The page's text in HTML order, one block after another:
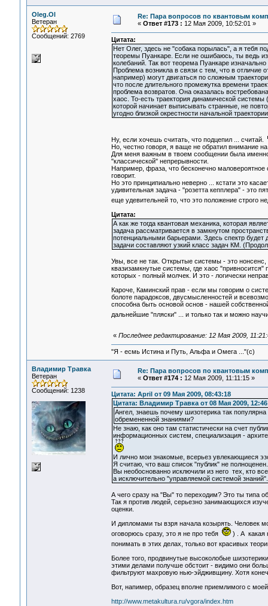
Oleg.Ol
Ветеран
Сообщений: 2769
Re: Пара вопросов по квантовым
« Ответ #173 : 12 Мая 2009, 10:52:01 »
Цитата:
Нет Олег, здесь не "собака порылась", а я тебя
теоремы Пуанкаре. Если не ошибаюсь, ты ведь
колебаний. Так вот теорема Пуанкаре
Проблема возникла в связи с тем, что в отличие
например) могут двигаться по сложным
что после длительного промежутка времени
проблема возвратов. Она оказалась
хаос. То-есть траектория динамической
которой начинает выписывать странные, не
угодно близкой окрестности начальной
Ну, если хочешь считать, что подцепил ... считай.
Но, честно говоря, я ваще не обратил внимание
Для меня важным в твоем сообщении была
"классической" непрерывности.
Например, фраза, что бесконечно
говорит.
Но это принципиально неверно ... кстати это
удивительная задача - "розетта кепплера" - это
еще удевительней то, что это положение строго
Цитата:
А как же тогда квантовая механика, которая
задача рассматривается в замкнутом
потенциальными барьерами. Здесь спектр будет
задачи составляют узкий класс задач КМ.
Увы, все не так. Открытые системы - это
квазизамкнутые системы, где хаос
которых - полный молчек. И это - логически
Кароче, Каминский прав - если мы говорим о
болоте парадоксов, двусмысленностей и
способна быть основой основ - нашей
дальнейшие "пляски" ... и только так и можно
« Последнее редактирование: 12 Мая 2009,
"Я - есмь Истина и Путь, Альфа и Омега ..."(с)
Владимир Травка
Ветеран
Сообщений: 1238
Re: Пара вопросов по квантовым
« Ответ #174 : 12 Мая 2009, 11:11:15 »
Цитата: April от 09 Мая 2009, 08:43:18
Цитата: Владимир Травка от 08 Мая 2009,
Ангел, знаешь почему шизотерика так
обремененной знаниями?
Не знаю, как оно там статистически на счет
информационных систем, специализация -
И лично мои знакомые, всерьез увлекающиеся
Я считаю, что ваш список "публик" не
Вы необоснованно исключили из него тех, кто
а исключительно "управляемой системой знаний".
А чего сразу на "Вы" то переходим? Это ты типа
Так я против людей, серьезно занимающихся
оценки.
И дипломами ты взря начала козырять. Человек
оговорюсь сразу, это я не про тебя
) . А какая
понимать в этих делах, только вот красивых
Более того, продвинутые высоколобые
этими делами получше обстоит - видимо они
фильтруют махровую нью-эйдживщину. Хотя
Вот, напимер, образец вполне приемлимого с
http://www.metakultura.ru/vgora/index.htm